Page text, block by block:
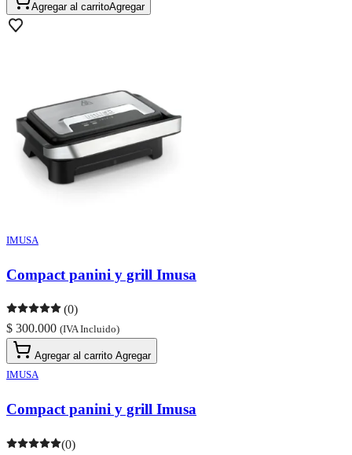
Agregar al carritoAgregar
IMUSA
Compact panini y grill Imusa
(0)
$ 300.000 (IVA Incluido)
Agregar al carrito Agregar
IMUSA
Compact panini y grill Imusa
(0)